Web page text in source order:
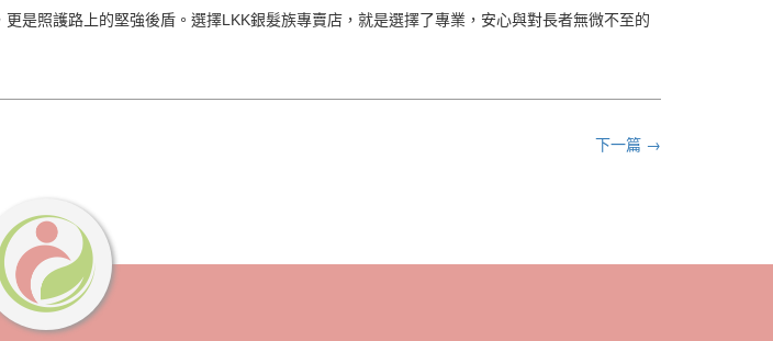
是照護路上的堅強後盾。選擇LKK銀髮族專賣店，就是選擇了專業，安心與對長者無微不至的
下一篇 →